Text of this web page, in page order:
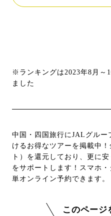
※ランキングは2023年8月～
ました
中国・四国旅行にJALグルー
けるお得なツアーを掲載中
ト）を還元しており、更に
をサポートします！スマホ
単オンライン予約できます。
このページ